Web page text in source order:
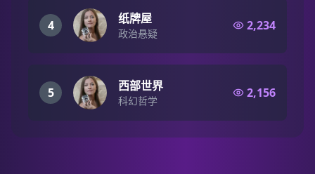
4 纸牌屋
政治悬疑
2,234
5 西部世界
科幻哲学
2,156